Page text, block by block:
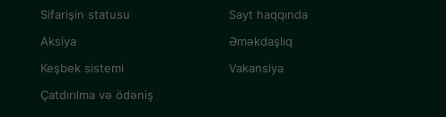
Sifarişin statusu
Aksiya
Keşbek sistemi
Çatdırılma və ödəniş
Sayt haqqında
Əməkdaşlıq
Vakansiya